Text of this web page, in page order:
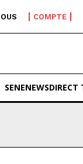
COMPTE
SENENEWSDIRECT